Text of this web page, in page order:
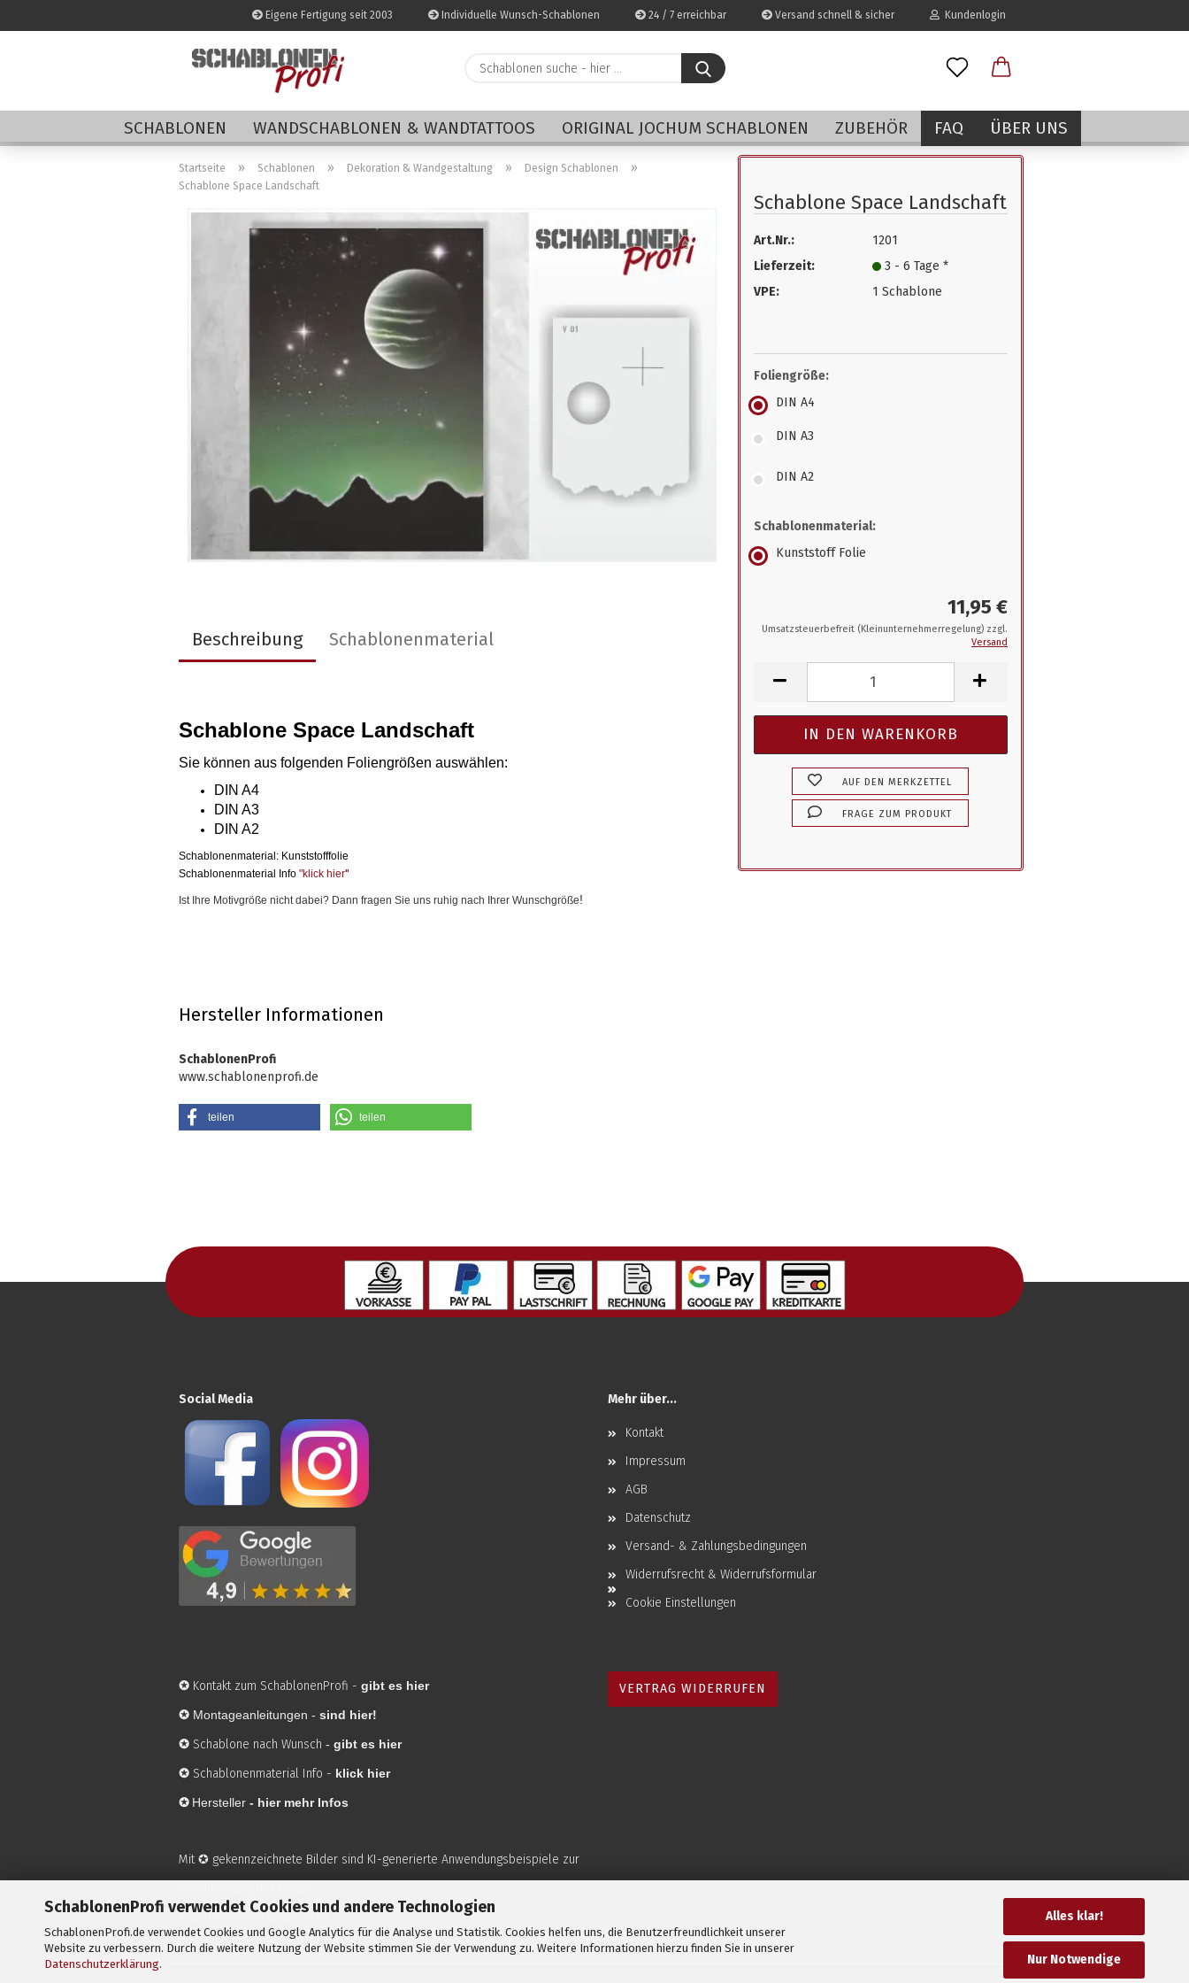
SchablonenProfi verwendet Cookies und andere Technologien
SchablonenProfi.de verwendet Cookies und Google Analytics für die Analyse und Statistik. Cookies helfen uns, die Benutzerfreundlichkeit unserer
Website zu verbessern. Durch die weitere Nutzung der Website stimmen Sie der Verwendung zu. Weitere Informationen hierzu finden Sie in unserer
Datenschutzerklärung.
Alles klar!
Nur Notwendige
Eigene Fertigung seit 2003 Individuelle Wunsch-Schablonen 24 / 7 erreichbar Versand schnell & sicher Kundenlogin
E-Mail
Passwort
Konto erstellen
Passwort vergessen?
Schablonen
suche
hier
...
SCHABLONEN WANDSCHABLONEN & WANDTATTOOS ORIGINAL JOCHUM SCHABLONEN ZUBEHÖR FAQ ÜBER UNS
Startseite » Schablonen » Dekoration & Wandgestaltung » Design Schablonen »
Schablone Space Landschaft
Schablone Space Landschaft
Art.Nr.:
1201
Lieferzeit:
3 - 6 Tage *
VPE:
1 Schablone
Foliengröße:
DIN A4
DIN A3
DIN A2
Schablonenmaterial:
Kunststoff Folie
11,95 €
Umsatzsteuerbefreit (Kleinunternehmerregelung) zzgl.
Versand
AUF DEN MERKZETTEL
FRAGE ZUM PRODUKT
Beschreibung Schablonenmaterial
Schablone Space Landschaft
Sie können aus folgenden Foliengrößen auswählen:
DIN A4
DIN A3
DIN A2
Schablonenmaterial: Kunststofffolie
Schablonenmaterial Info "klick hier"
Ist Ihre Motivgröße nicht dabei? Dann fragen Sie uns ruhig nach Ihrer Wunschgröße!
Hersteller Informationen
SchablonenProfi
www.schablonenprofi.de
teilen teilen
Social Media Mehr über...
Kontakt
Impressum
AGB
Datenschutz
Versand- & Zahlungsbedingungen
Widerrufsrecht & Widerrufsformular
Cookie Einstellungen
✪ Kontakt zum SchablonenProfi - gibt es hier
✪ Montageanleitungen - sind hier!
✪ Schablone nach Wunsch - gibt es hier
✪ Schablonenmaterial Info - klick hier
✪ Hersteller - hier mehr Infos
Mit ✪ gekennzeichnete Bilder sind KI-generierte Anwendungsbeispiele zur
© SchablonenProfi.de2026
VERTRAG WIDERRUFEN